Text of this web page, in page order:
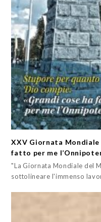
XXV Giornata
fatto per me
"La Giornata Mondiale del
sottolineare l'immenso